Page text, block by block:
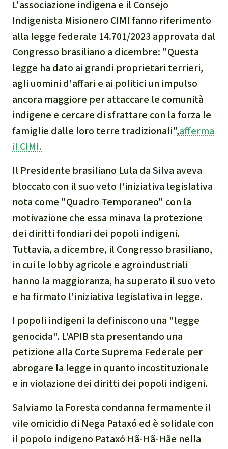
L'associazione indigena e il Consejo
Indigenista Misionero CIMI fanno riferimento
alla legge federale 14.701/2023 approvata dal
Congresso brasiliano a dicembre: "Questa
legge ha dato ai grandi proprietari terrieri,
agli uomini d'affari e ai politici un impulso
ancora maggiore per attaccare le comunità
indigene e cercare di sfrattare con la forza le
famiglie dalle loro terre tradizionali",afferma
il CIMI.
Il Presidente brasiliano Lula da Silva aveva
bloccato con il suo veto l'iniziativa legislativa
nota come "Quadro Temporaneo" con la
motivazione che essa minava la protezione
dei diritti fondiari dei popoli indigeni.
Tuttavia, a dicembre, il Congresso brasiliano,
in cui le lobby agricole e agroindustriali
hanno la maggioranza, ha superato il suo veto
e ha firmato l'iniziativa legislativa in legge.
I popoli indigeni la definiscono una "legge
genocida". L'APIB sta presentando una
petizione alla Corte Suprema Federale per
abrogare la legge in quanto incostituzionale
e in violazione dei diritti dei popoli indigeni.
Salviamo la Foresta condanna fermamente il
vile omicidio di Nega Pataxó ed è solidale con
il popolo indigeno Pataxó Hã-Hã-Hãe nella